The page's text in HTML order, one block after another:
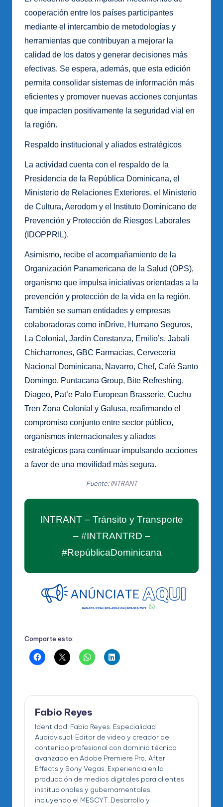
cooperación entre los países participantes
mediante el intercambio de metodologías y
herramientas que contribuyan a mejorar la
calidad de los datos y generar decisiones más
efectivas. Se espera, además, que esta edición
permita consolidar sistemas de información más
eficientes y promover nuevas acciones conjuntas
que impacten positivamente la seguridad vial en
la región.
Respaldo institucional y aliados estratégicos
La actividad cuenta con el respaldo de la
Presidencia de la República Dominicana, el
Ministerio de Relaciones Exteriores, el Ministerio
de Cultura, Aerodom y el Instituto Dominicano de
Prevención y Protección de Riesgos Laborales
(IDOPPRIL).
Asimismo, recibe el acompañamiento de la
Organización Panamericana de la Salud (OPS),
organismo que impulsa iniciativas orientadas a la
prevención y protección de la vida en la región.
También se suman entidades y empresas
colaboradoras como inDrive, Humano Seguros,
La Colonial, Jardín Constanza, Emilio’s, Jabalí
Chicharrones, GBC Farmacias, Cervecería
Nacional Dominicana, Navarro, Chef, Café Santo
Domingo, Puntacana Group, Bite Refreshing,
Diageo, Pat’e Palo European Brasserie, Cuchu
Tren Zona Colonial y Galusa, reafirmando el
compromiso conjunto entre sector público,
organismos internacionales y aliados
estratégicos para continuar impulsando acciones
a favor de una movilidad más segura.
Fuente:INTRANT
INTRANT – Tránsito y Transporte
– #INTRANTRD –
#RepúblicaDominicana
Comparte esto:
Fabio Reyes
Identidad: Fabio Reyes. Especialidad
Audiovisual: Editor de video y creador de
contenido profesional con dominio técnico
avanzado en Adobe Premiere Pro, After
Effects y Sony Vegas. Experiencia en la
producción de medios digitales para clientes
institucionales y gubernamentales,
incluyendo el MESCYT. Desarrollo y